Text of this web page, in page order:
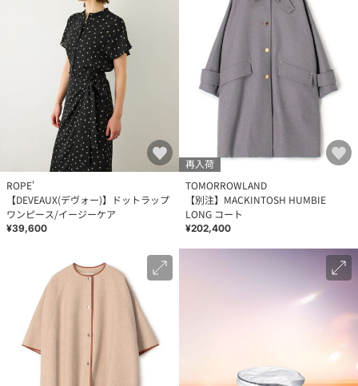
ROPE'
【DEVEAUX(デヴォー)】ドットラップ
ワンピース/イージーケア
¥39,600
再入荷
TOMORROWLAND
【別注】MACKINTOSH HUMBIE
LONG コート
¥202,400